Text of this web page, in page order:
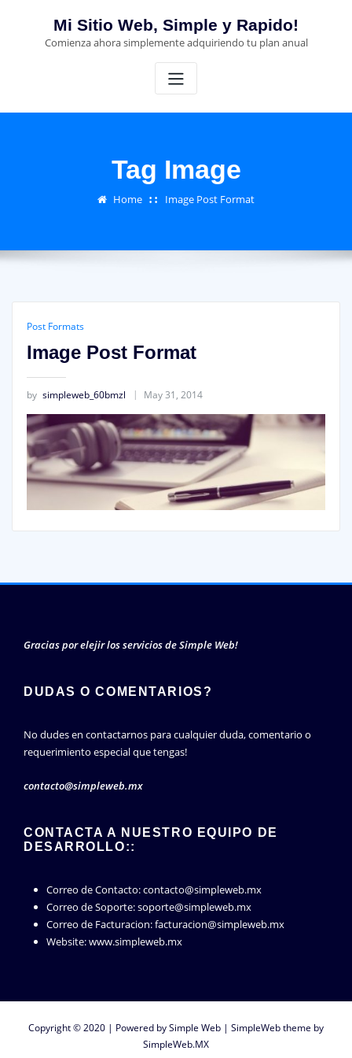
Mi Sitio Web, Simple y Rapido!
Comienza ahora simplemente adquiriendo tu plan anual
Tag Image
Home Image Post Format
Post Formats
Image Post Format
by simpleweb_60bmzl May 31, 2014
Gracias por elejir los servicios de Simple Web!
DUDAS O COMENTARIOS?
No dudes en contactarnos para cualquier duda, comentario o
requerimiento especial que tengas!
contacto@simpleweb.mx
CONTACTA A NUESTRO EQUIPO DE
DESARROLLO::
Correo de Contacto: contacto@simpleweb.mx
Correo de Soporte: soporte@simpleweb.mx
Correo de Facturacion: facturacion@simpleweb.mx
Website: www.simpleweb.mx
Copyright © 2020 | Powered bySimple Web | SimpleWeb theme by
SimpleWeb.MX